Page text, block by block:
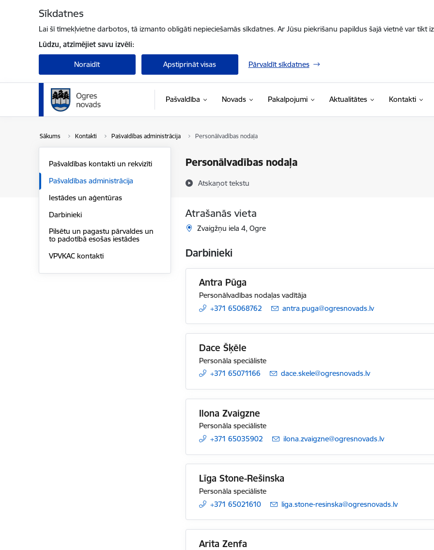
Sīkdatnes
Lai šī tīmekļvietne darbotos, tā izmanto obligāti nepieciešamās sīkdatnes. Ar Jūsu piekrišanu papildus šajā vietnē var tikt
Lūdzu, atzīmējiet savu izvēli:
Noraidīt Apstiprināt visas Pārvaldīt sīkdatnes
Pašvaldība Novads Pakalpojumi Aktualitātes Kontakti
Sākums Kontakti Pašvaldības administrācija Personālvadības nodaļa
Personālvadības nodaļa
Atskaņot tekstu
Pašvaldības kontakti un rekvizīti
Pašvaldības administrācija
Iestādes un aģentūras
Darbinieki
Pilsētu un pagastu pārvaldes un
to padotībā esošas iestādes
VPVKAC kontakti
Atrašanās vieta
Zvaigžņu iela 4, Ogre
Darbinieki
Antra Pūga
Personālvadības nodaļas vadītāja
+371 65068762
E-pasts:
antra.puga@ogresnovads.lv
Dace Šķēle
Personāla speciāliste
+371 65071166
E-pasts:
dace.skele@ogresnovads.lv
Ilona Zvaigzne
Personāla speciāliste
+371 65035902
E-pasts:
ilona.zvaigzne@ogresnovads.lv
Līga Stone-Rešinska
Personāla speciāliste
+371 65021610
E-pasts:
liga.stone-resinska@ogresnovads.lv
Arita Zenfa